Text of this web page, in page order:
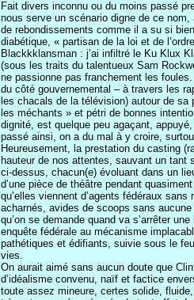
Fait divers inconnu ou du moins passé
nous serve un scénario digne de ce
de rebondissements comme il a su si
diabétique, « partisan de la loi et de
Blackkklansman : j’ai infiltré le Ku Klux
(sous les traits du talentueux Sam
ne passionne pas franchement les
du côté gouvernemental – à travers les
les chacals de la télévision) autour de
les méchants » et pétri de bonnes
dignité, est quelque peu agaçant,
passé ainsi, on a du mal à y croire,
Heureusement, la prestation du casting
hauteur de nos attentes, sauvant un tant
ci-dessus, chacun(e) évoluant dans un
d’une pièce de théâtre pendant
qu’elles viennent d’agents fédéraux
acharnés, avides de scoops sans
qu’on se demande quand va s’arrêter
enquête fédérale au mécanisme
pathétiques et édifiants, suivie sous le
vies.
On aurait aimé sans aucun doute que
d’idéalisme convenu, naïf et factice
toute assez mineure, certes solide,